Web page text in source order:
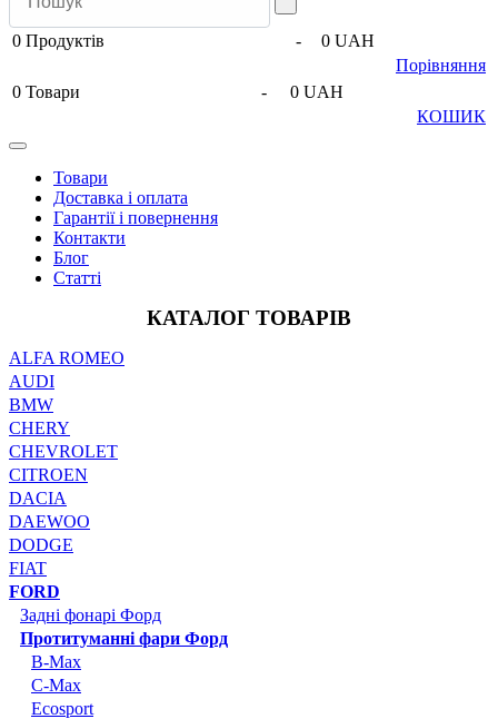
0 Продуктів -
0 UAH
Порівняння
0 Товари -
0 UAH
КОШИК
Товари
Доставка і оплата
Гарантії і повернення
Контакти
Блог
Статті
КАТАЛОГ ТОВАРІВ
ALFA ROMEO
AUDI
BMW
CHERY
CHEVROLET
CITROEN
DACIA
DAEWOO
DODGE
FIAT
FORD
Задні фонарі Форд
Протитуманні фари Форд
B-Max
C-Max
Ecosport